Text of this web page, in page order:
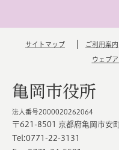
サイトマップ ご利用案内
ウェブ
亀岡市役所
法人番号2000020262064
〒621-8501 京都府亀岡市安
Tel:0771-22-3131